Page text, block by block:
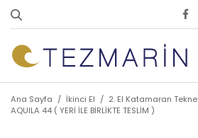
Ana Sayfa / İkinci El / 2. El Katamaran Tekne
AQUILA 44 ( YERİ İLE BİRLİKTE TESLİM )